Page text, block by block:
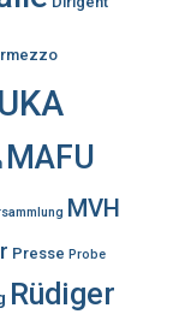
MAFU
MVH
Presse Probe
Rüdiger